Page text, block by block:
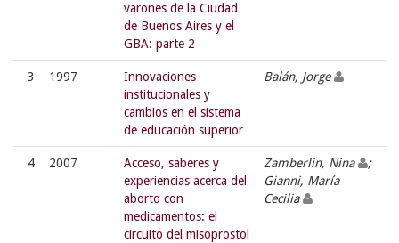
varones de la Ciudad
de Buenos Aires y el
GBA: parte 2
3 1997
Innovaciones
institucionales y
cambios en el sistema
de educación superior
Balán, Jorge
4 2007
Acceso, saberes y
experiencias acerca del
aborto con
medicamentos: el
circuito del misoprostol
Zamberlin, Nina
;
Gianni, María
Cecilia